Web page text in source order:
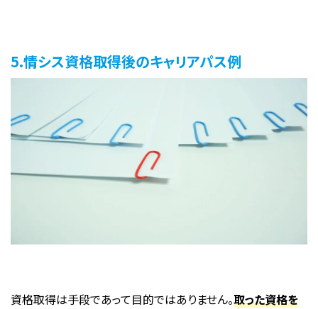
5.情シス資格取得後のキャリアパス例
資格取得は手段であって目的ではありません。取った資格を